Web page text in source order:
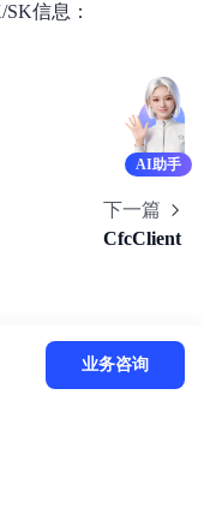
信息：
下一篇
CfcClient
AI助手
业务咨询